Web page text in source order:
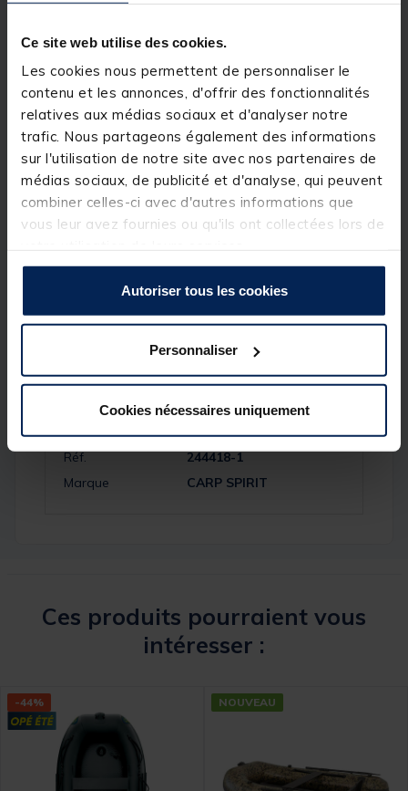
Ce site web utilise des cookies.
Les cookies nous permettent de personnaliser le
contenu et les annonces, d'offrir des fonctionnalités
relatives aux médias sociaux et d'analyser notre
trafic. Nous partageons également des informations
sur l'utilisation de notre site avec nos partenaires de
médias sociaux, de publicité et d'analyse, qui peuvent
combiner celles-ci avec d'autres informations que
vous leur avez fournies ou qu'ils ont collectées lors de
Autoriser tous les cookies
Personnaliser
Cookies nécessaires uniquement
en bateau. Ces modèles sont dotés de nombreuses
• Système de chambres à air (200 : 2 chambres)
renforcés pour une protection supplémentaire
• Plancher à lattes (largeur des lattes 20 cm)
• Siège amovible et réglable
• Corde latérale
• Rames noires amovibles avec vis de fixation
• Tableau arrière avec plaque de support moteur
Détails
Dimension : 200x125 cm
Nombre de place : 1
Spécifications
Réf.
244418-1
Marque
CARP SPIRIT
Ces produits pourraient vous
intéresser :
-44% NOUVEAU